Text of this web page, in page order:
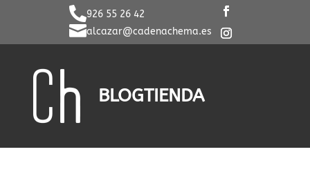
926 55 26 42
alcazar@cadenachema.es
BLOGTIENDA